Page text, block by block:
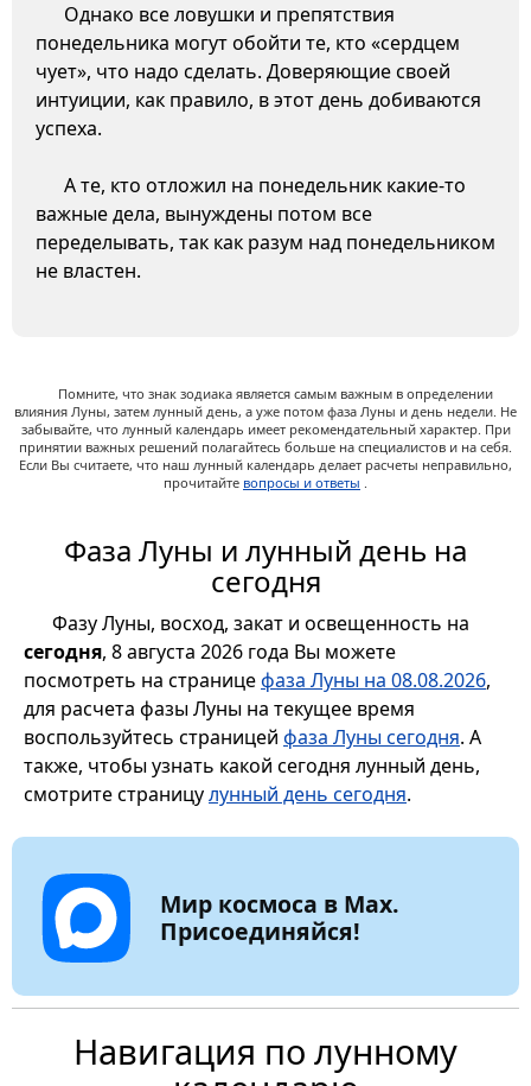
Однако все ловушки и препятствия
понедельника могут обойти те, кто «сердцем
чует», что надо сделать. Доверяющие своей
интуиции, как правило, в этот день добиваются
успеха.
А те, кто отложил на понедельник какие-то
важные дела, вынуждены потом все
переделывать, так как разум над понедельником
не властен.
Помните, что знак зодиака является самым важным в определении
влияния Луны, затем лунный день, а уже потом фаза Луны и день недели. Не
забывайте, что лунный календарь имеет рекомендательный характер. При
принятии важных решений полагайтесь больше на специалистов и на себя.
Если Вы считаете, что наш лунный календарь делает расчеты неправильно,
прочитайте вопросы и ответы .
Фаза Луны и лунный день на
сегодня
Фазу Луны, восход, закат и освещенность на
сегодня, 8 августа 2026 года Вы можете
посмотреть на страницефаза Луны на 08.08.2026,
для расчета фазы Луны на текущее время
воспользуйтесь страницей фаза Луны сегодня. А
также, чтобы узнать какой сегодня лунный день,
смотрите страницулунный день сегодня.
Мир космоса в Max.
Присоединяйся!
Навигация по лунному